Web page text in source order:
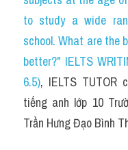
Đề thi thật Task 1
Adv
Cách dùng từ
to study a wide
school. What are the
better?" IELTS
6.5), IELTS TUTOR
tiếng anh lớp 10
Trần Hưng Đạo Bình